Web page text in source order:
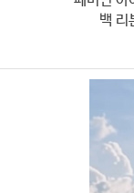
백 리